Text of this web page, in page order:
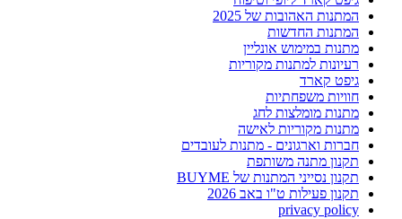
המתנות האהובות של 2025
המתנות החדשות
מתנות במימוש אונליין
רעיונות למתנות מקוריות
גיפט קארד
חוויות משפחתיות
מתנות מומלצות לחג
מתנות מקוריות לאישה
חברות וארגונים - מתנות לעובדים
תקנון מתנה משותפת
תקנון נסייני המתנות של BUYME
תקנון פעילות ט"ו באב 2026
privacy policy